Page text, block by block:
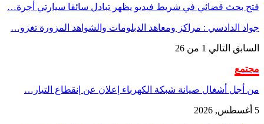
فتح بحث قضائي في شريط فيديو يظهر تبادل سائقا سيارتي أجرة…
جواد الدادسي : مراكز ومعاهد الدبلومات والشواهد المزورة تغزو…
السابق التالي 1 من 26
مجتمع
من أجل أشغال صيانة شبكة الكهرباء إعلان عن إنقطاع التيار…
5 أغسطس, 2026